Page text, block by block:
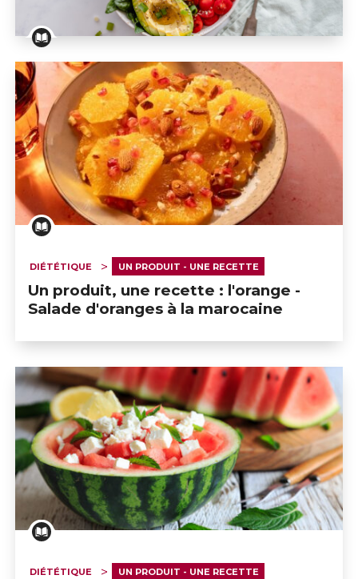
A la loupe
DIÉTÉTIQUE UN PRODUIT - UNE RECETTE
Un produit, une recette : l'orange -
Salade d'oranges à la marocaine
DIÉTÉTIQUE UN PRODUIT - UNE RECETTE